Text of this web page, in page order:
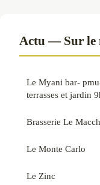
Actu — Sur le
Le Myani bar-
terrasses et jardin
Brasserie Le
Le Monte Carlo
Le Zinc